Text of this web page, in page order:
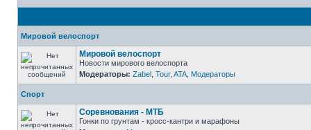
Мировой велоспорт
Мировой велоспорт
Новости мирового велоспорта
Модераторы: Zabel Tour, ATA Модераторы
Спорт
Соревнования - МТБ
Гонки по грунтам - кросс-кантри и марафоны